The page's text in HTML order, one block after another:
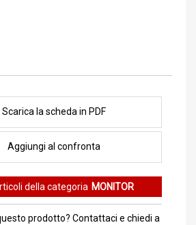
Scarica la scheda in PDF
Aggiungi al confronta
della categoria MONITOR
prodotto? Contattaci e chiedi a